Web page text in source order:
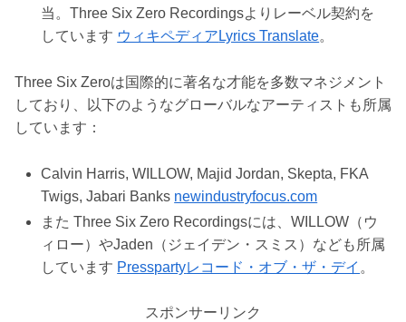
当。Three Six Zero Recordingsよりレーベル契約を
しています ウィキペディア Lyrics Translate。
Three Six Zeroは国際的に著名な才能を多数マネジメント
しており、以下のようなグローバルなアーティストも所属
しています：
Calvin Harris, WILLOW, Majid Jordan, Skepta, FKA
Twigs, Jabari Banks newindustryfocus.com
また Three Six Zero Recordingsには、WILLOW（ウ
ィロー）やJaden（ジェイデン・スミス）なども所属
しています Presspartyレコード・オブ・ザ・デイ 。
スポンサーリンク